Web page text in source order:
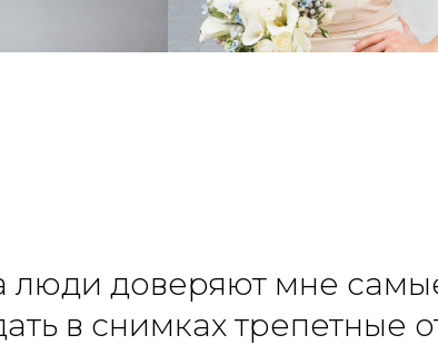
люди доверяют мне
в снимках трепетные